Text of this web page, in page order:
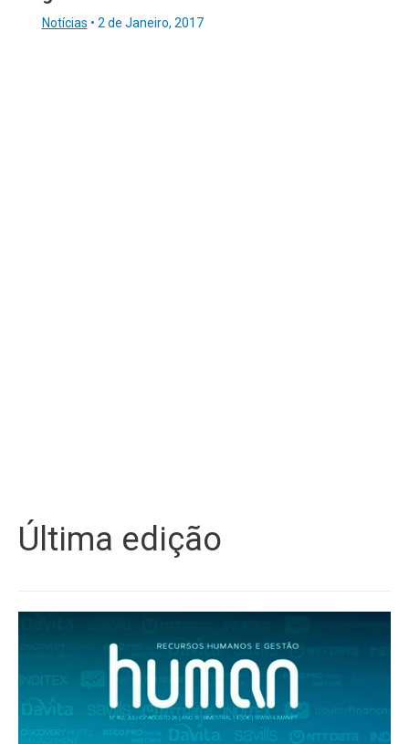
Notícias • 2 de Janeiro, 2017
Última edição